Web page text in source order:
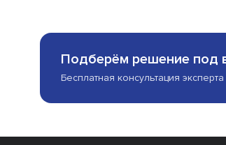
Подберём решение под
Бесплатная консультация